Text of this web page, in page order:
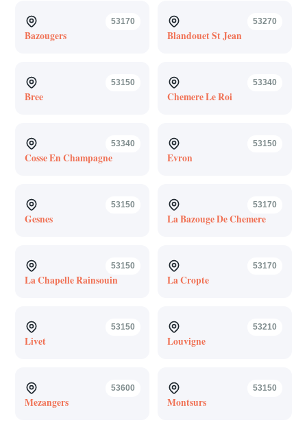
53170
Bazougers
53270
Blandouet St Jean
53150
Bree
53340
Chemere Le Roi
53340
Cosse En Champagne
53150
Evron
53150
Gesnes
53170
La Bazouge De Chemere
53150
La Chapelle Rainsouin
53170
La Cropte
53150
Livet
53210
Louvigne
53600
Mezangers
53150
Montsurs